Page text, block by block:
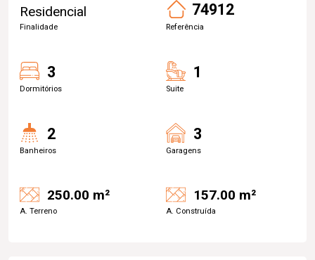
Residencial
Finalidade
74912
Referência
3
Dormitórios
1
Suite
2
Banheiros
3
Garagens
250.00 m²
A. Terreno
157.00 m²
A. Construída